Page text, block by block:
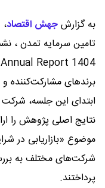
به گزارشجهش اقتصاد،
تامین سرمایه تمدن ،
نتایج اصلی پژوهش را
موضوع «بازاریابی در
شرکت‌های مختلف به
پرداختند.